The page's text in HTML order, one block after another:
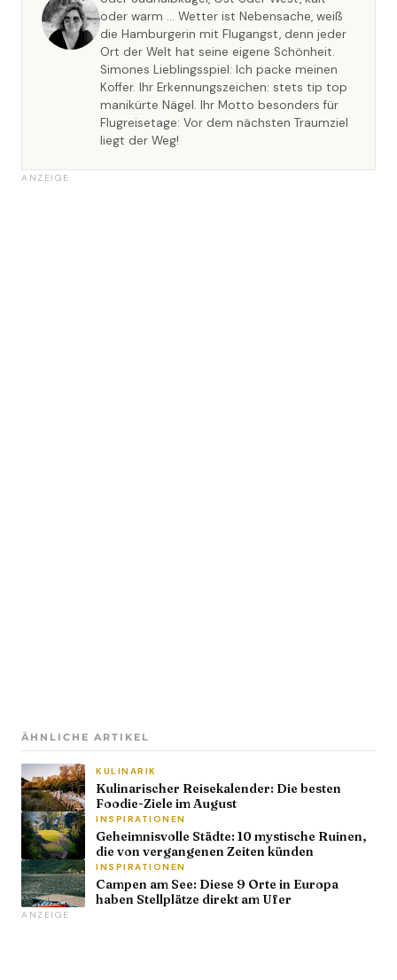
oder warm … Wetter ist Nebensache, weiß
die Hamburgerin mit Flugangst, denn jeder
Ort der Welt hat seine eigene Schönheit.
Simones Lieblingsspiel: Ich packe meinen
Koffer. Ihr Erkennungszeichen: stets tip top
manikürte Nägel. Ihr Motto besonders für
Flugreisetage: Vor dem nächsten Traumziel
liegt der Weg!
ANZEIGE
ÄHNLICHE ARTIKEL
KULINARIK
Kulinarischer Reisekalender: Die besten
Foodie-Ziele im August
INSPIRATIONEN
Geheimnisvolle Städte: 10 mystische Ruinen,
die von vergangenen Zeiten künden
INSPIRATIONEN
Campen am See: Diese 9 Orte in Europa
haben Stellplätze direkt am Ufer
ANZEIGE